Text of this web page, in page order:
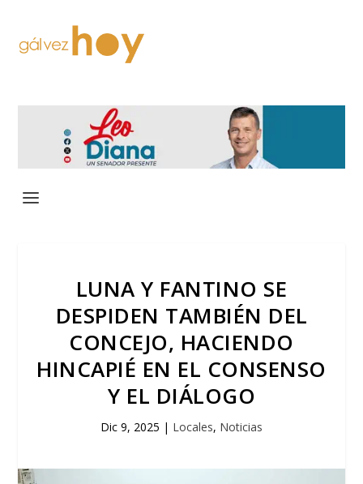
LUNA Y FANTINO SE
DESPIDEN TAMBIÉN DEL
CONCEJO, HACIENDO
HINCAPIÉ EN EL CONSENSO
Y EL DIÁLOGO
Dic 9, 2025 | Locales, Noticias